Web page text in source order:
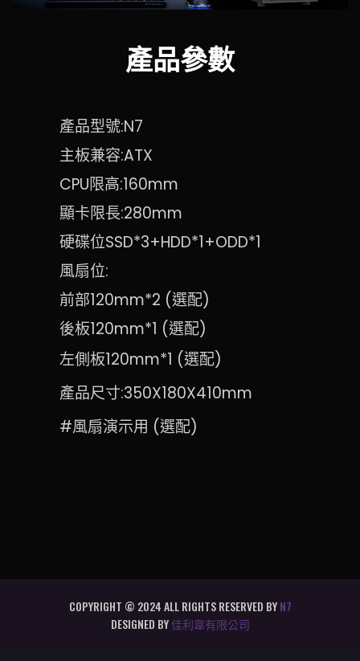
產品參數
產品型號:N7
主板兼容:ATX
CPU限高:160mm
顯卡限長:280mm
硬碟位SSD*3+HDD*1+ODD*1
風扇位:
前部120mm*2 (選配)
後板120mm*1 (選配)
左側板120mm*1 (選配)
產品尺寸:350X180X410mm
#風扇演示用 (選配)
COPYRIGHT © 2024 ALL RIGHTS RESERVED BYN7
DESIGNED BY佳利韋有限公司